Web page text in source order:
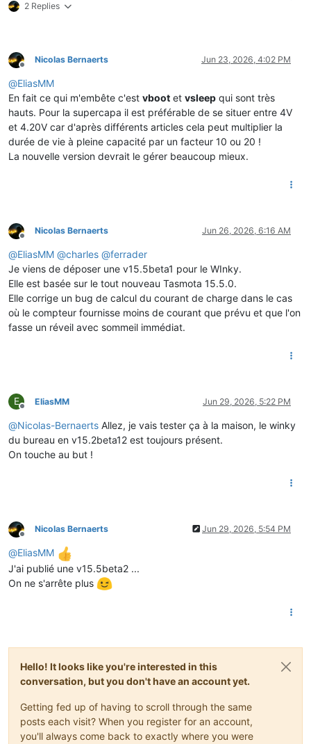
2 Replies
Offline
Nicolas Bernaerts Jun 23, 2026, 4:02 PM
@EliasMM
En fait ce qui m'embête c'est vboot et vsleep qui sont très
hauts. Pour la supercapa il est préférable de se situer entre 4V
et 4.20V car d'après différents articles cela peut multiplier la
durée de vie à pleine capacité par un facteur 10 ou 20 !
La nouvelle version devrait le gérer beaucoup mieux.
Offline
Nicolas Bernaerts Jun 26, 2026, 6:16 AM
@EliasMM @charles @ferrader
Je viens de déposer une v15.5beta1 pour le WInky.
Elle est basée sur le tout nouveau Tasmota 15.5.0.
Elle corrige un bug de calcul du courant de charge dans le cas
où le compteur fournisse moins de courant que prévu et que l'on
fasse un réveil avec sommeil immédiat.
E
Offline
EliasMM Jun 29, 2026, 5:22 PM
@Nicolas-Bernaerts Allez, je vais tester ça à la maison, le winky
du bureau en v15.2beta12 est toujours présent.
On touche au but !
Offline
Nicolas Bernaerts Jun 29, 2026, 5:54 PM
@EliasMM
J'ai publié une v15.5beta2 ...
On ne s'arrête plus
Hello! It looks like you're interested in this
conversation, but you don't have an account yet.
Getting fed up of having to scroll through the same
posts each visit? When you register for an account,
you'll always come back to exactly where you were